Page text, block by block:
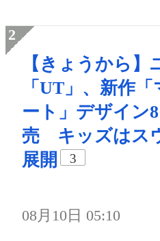
【きょうから】
「UT」、新作
ート」デザイン
売 キッズはス
展開
3
08月10日 05:10